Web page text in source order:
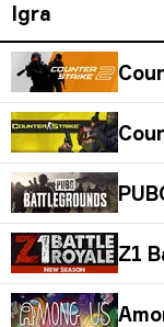
Igra
Z1